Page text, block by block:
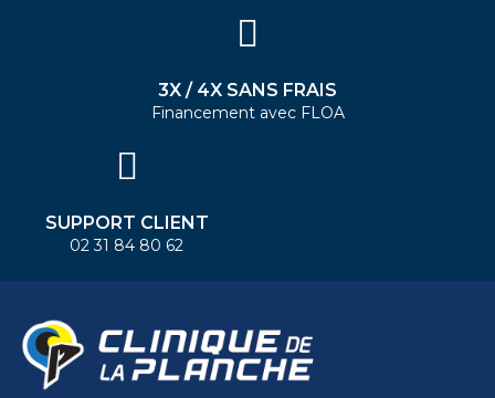
3X / 4X SANS FRAIS
Financement avec FLOA
SUPPORT CLIENT
02 31 84 80 62